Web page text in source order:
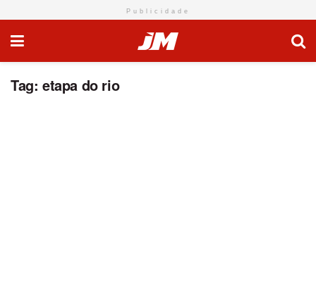
Publicidade
Tag: etapa do rio